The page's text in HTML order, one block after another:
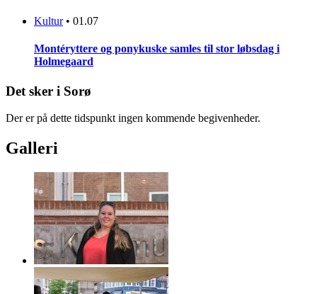
Kultur • 01.07
Montéryttere og ponykuske samles til stor løbsdag i
Holmegaard
Det sker i Sorø
Der er på dette tidspunkt ingen kommende begivenheder.
Galleri